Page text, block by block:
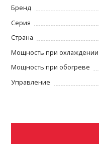
Бренд
Серия
Страна
Мощность при охлаждении
Мощность при обогреве
Управление